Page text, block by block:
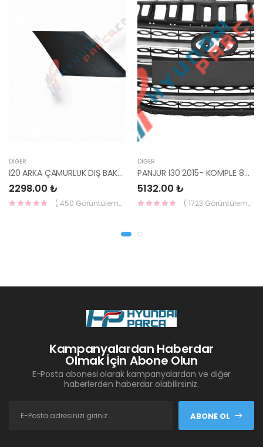
DIĞER
İ20 ARKA ÇAMURLUK DIŞ BAKALİTİ SOL 2015- ( PARLAK SİYAH ) 87360-C8000-YS
2298.00 ₺
( 450 Görüntüleme )
DIĞER
PANJUR İ30 2015- KOMPLE 86350-A6800-YS
5132.00 ₺
( 1723 Görüntüleme )
Kampanyalardan Haberdar
Olmak İçin Abone Olun
E-Posta abonesi olarak kampanyalardan ve diğer
haberlerden haberdar olabilirsiniz.
ABONE OL